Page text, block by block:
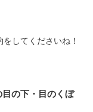
してくださいね！
の下・目のくぼ